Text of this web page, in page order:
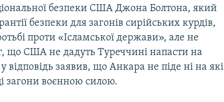
безпеки США Джона Болтона, який
безпеки для загонів сирійських курдів,
проти «Ісламської держави», але не
що США не дадуть Туреччині напасти на
відповідь заявив, що Анкара не піде ні на які
загони воєнною силою.